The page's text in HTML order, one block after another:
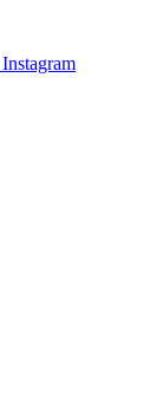
Instagram